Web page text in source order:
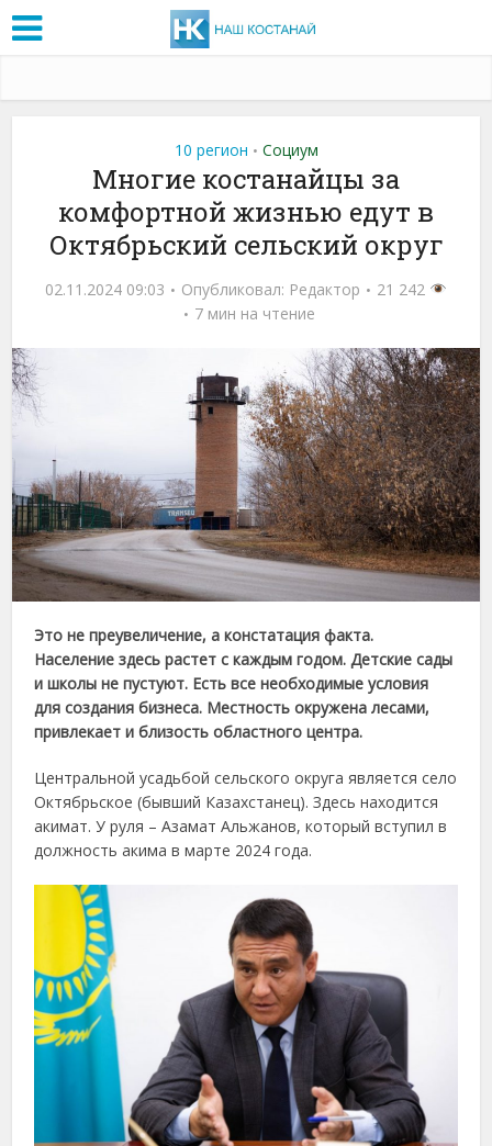
10 регион • Социум
Многие костанайцы за
комфортной жизнью едут в
Октябрьский сельский округ
02.11.2024 09:03 Опубликовал: Редактор
21 242
7 мин на чтение
Это не преувеличение, а констатация факта.
Население здесь растет с каждым годом. Детские сады
и школы не пустуют. Есть все необходимые условия
для создания бизнеса. Местность окружена лесами,
привлекает и близость областного центра.
Центральной усадьбой сельского округа является село
Октябрьское (бывший Казахстанец). Здесь находится
акимат. У руля – Азамат Альжанов, который вступил в
должность акима в марте 2024 года.